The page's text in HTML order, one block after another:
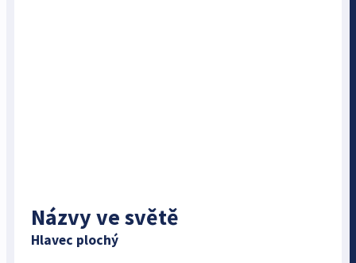
Názvy ve světě
Hlavec plochý